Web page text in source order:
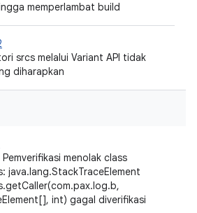
memperlambat build
srcs melalui Variant API tidak
diharapkan
menolak class
java.lang.StackTraceElement
int) gagal diverifikasi